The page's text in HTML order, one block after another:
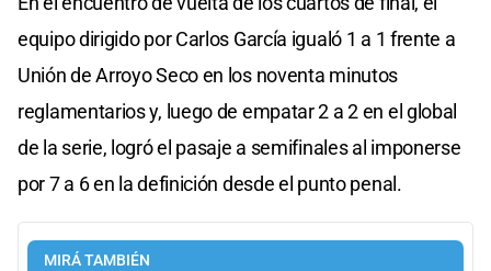
equipo dirigido por Carlos García igualó 1 a 1 frente a
Unión de Arroyo Seco en los noventa minutos
reglamentarios y, luego de empatar 2 a 2 en el global
de la serie, logró el pasaje a semifinales al imponerse
por 7 a 6 en la definición desde el punto penal.
MIRÁ TAMBIÉN